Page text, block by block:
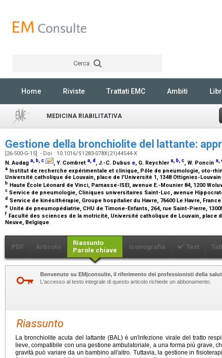
Cerca
Home Riviste Trattati EMC Ambiti
MEDICINA RIABILITATIVA
Gestione della bronchiolite del lattante:
[26-500-G-15] - Doi : 10.1016/S1283-078X(21)44544-X
N. Audag a, b,c , Y. Combret a,d , J.-C. Dubus e, G. Reychlera, b,c, W. Poncin a,
a Institut de recherche expérimentale et clinique, Pôle de pneumologie, oto-
Université catholique de Louvain, place de l'Université 1, 1348 Ottignies-
b Haute École Léonard de Vinci, Parnasse-ISEI, avenue E.-Mounier 84, 1200
c Service de pneumologie, Cliniques universitaires Saint-Luc, avenue
d Service de kinésithérapie, Groupe hospitalier du Havre, 76600 Le Havre, France
e Unité de pneumopédiatrie, CHU de Timone-Enfants, 264, rue Saint-Pierre,
f Faculté des sciences de la motricité, Université catholique de Louvain, place
Neuve, Belgique
PDF Articolo
Riassunto
Parole chiave
Iconografia Test
Benvenuto su EM|consulte, il riferimento dei professionisti della
L'accesso al testo integrale di questo articolo richiede un abbonamento.
Riassunto
La bronchiolite acuta del lattante (BAL) è un'infezione virale del tratto
lieve, compatibile con una gestione ambulatoriale, a una forma più grave,
gravità può variare da un bambino all'altro. Tuttavia, la gestione in